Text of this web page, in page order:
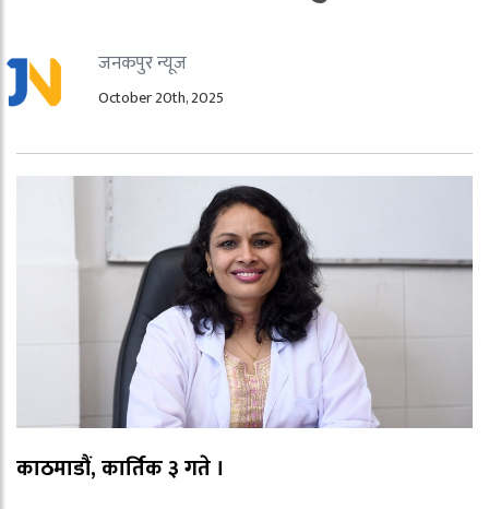
जनकपुर न्यूज
October 20th, 2025
काठमाडौं, कार्तिक ३ गते ।